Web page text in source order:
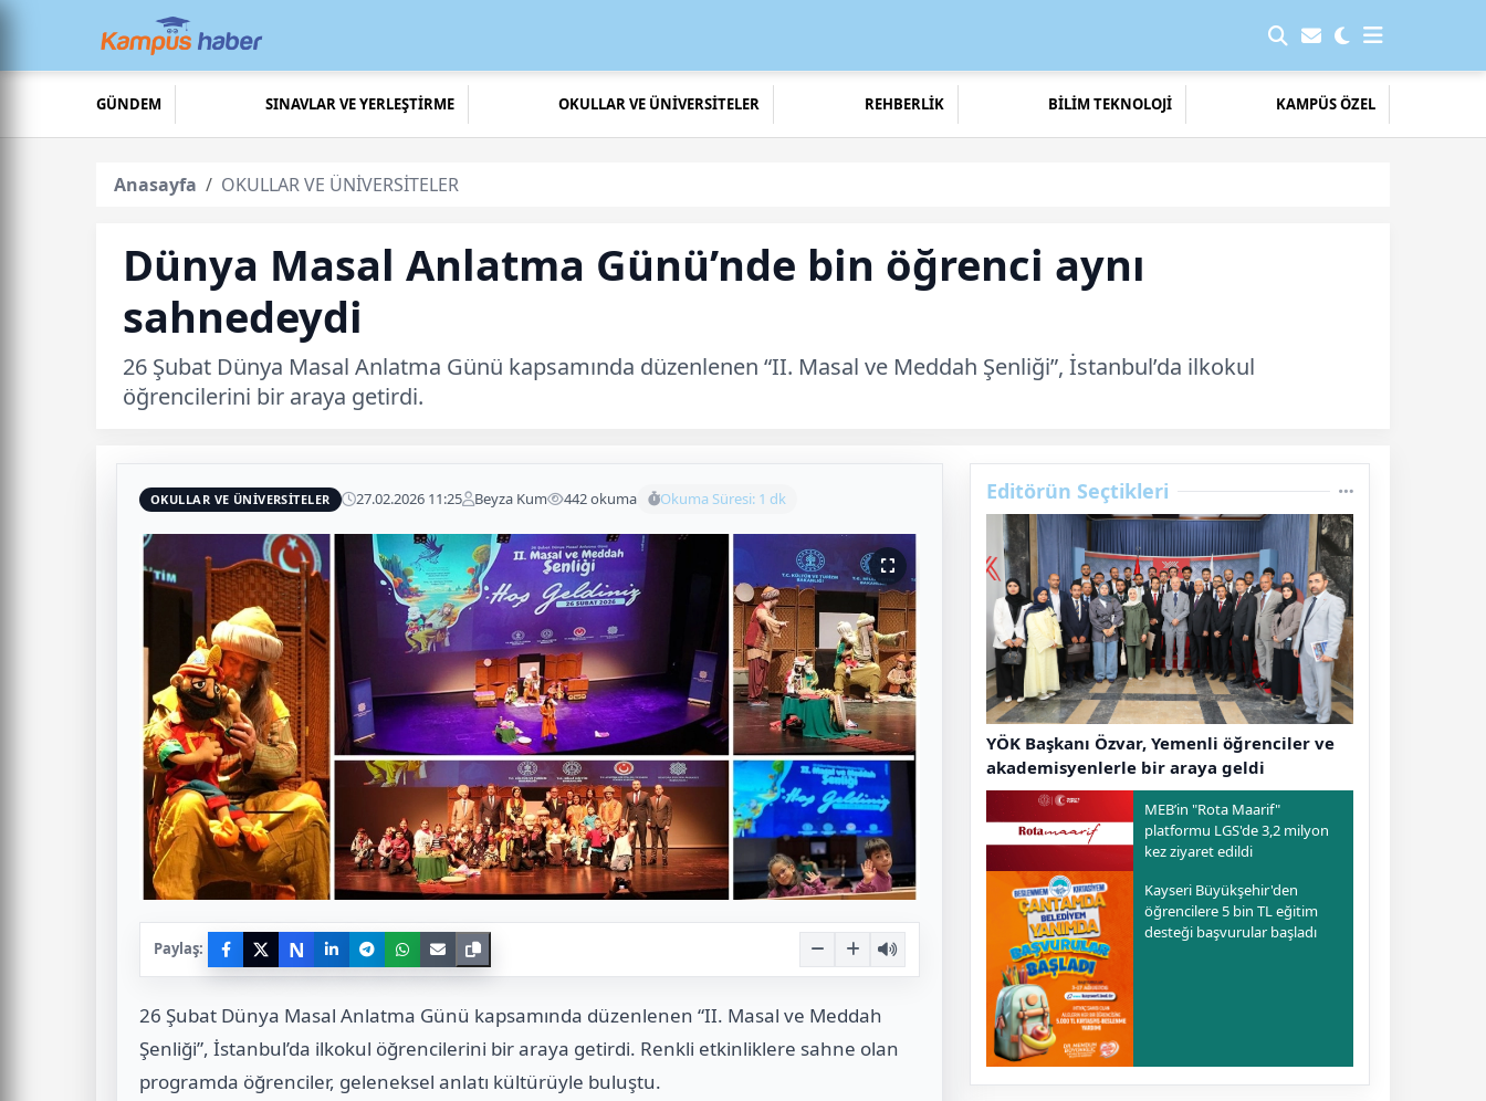
GÜNDEM SINAVLAR VE YERLEŞTİRME OKULLAR VE ÜNİVERSİTELER REHBERLİK BİLİM TEKNOLOJİ KAMPÜS ÖZEL
Anasayfa OKULLAR VE ÜNİVERSİTELER
Dünya Masal Anlatma Günü’nde bin öğrenci aynı
sahnedeydi
26 Şubat Dünya Masal Anlatma Günü kapsamında düzenlenen “II. Masal ve Meddah Şenliği”, İstanbul’da ilkokul
öğrencilerini bir araya getirdi.
OKULLAR VE ÜNİVERSİTELER 27.02.2026 11:25 Beyza Kum 442 okuma Okuma Süresi: 1 dk
Paylaş: N
26 Şubat Dünya Masal Anlatma Günü kapsamında düzenlenen “II. Masal ve Meddah
Şenliği”, İstanbul’da ilkokul öğrencilerini bir araya getirdi. Renkli etkinliklere sahne olan
programda öğrenciler, geleneksel anlatı kültürüyle buluştu.
Editörün Seçtikleri
YÖK Başkanı Özvar, Yemenli öğrenciler ve
akademisyenlerle bir araya geldi
MEB’in "Rota Maarif"
platformu LGS'de 3,2 milyon
kez ziyaret edildi
Kayseri Büyükşehir'den
öğrencilere 5 bin TL eğitim
desteği başvurular başladı